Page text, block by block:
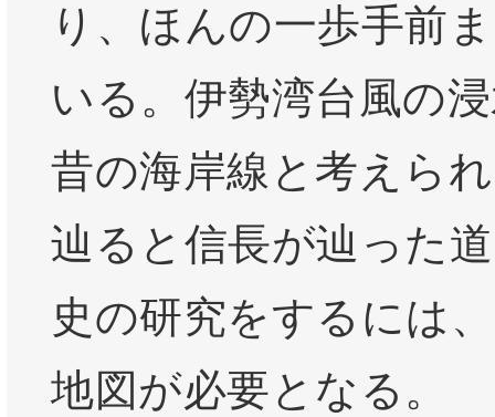
り、ほんの一歩手前
いる。伊勢湾台風の
昔の海岸線と考えら
辿ると信長が辿った
史の研究をするには
地図が必要となる。